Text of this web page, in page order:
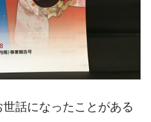
話になったことがある